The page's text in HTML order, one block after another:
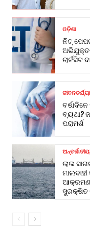
ଓଡ଼ିଶା
ନିଟ୍
ଚାର୍ଜସିଟ
ଜୀବନଚର୍ଯ୍ୟା
ବ୍ୟଥା?
ପରାମର୍ଶ
ଅନ୍ତର୍ଜାତୀୟ
ଲାଲ
ସୁରକ୍ଷିତ